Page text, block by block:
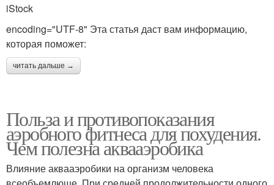
iStock
encoding="UTF-8" Эта статья даст вам информацию,
которая поможет:
читать дальше →
Польза и противопоказания
аэробного фитнеса для похудения.
Чем полезна аквааэробика
Влияние аквааэробики на организм человека